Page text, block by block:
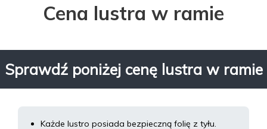
Cena lustra w ramie
Sprawdź poniżej cenę lustra w ramie
Każde lustro posiada bezpieczną folię z tyłu.